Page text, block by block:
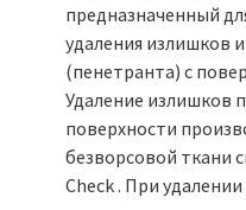
предназначенный
удаления излишков
(пенетранта) с
Удаление излишков
поверхности
безворсовой ткани
Check . При